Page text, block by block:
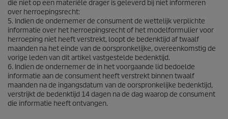
die niet op een materiële drager is geleverd bij niet informeren
over herroepingsrecht:
5. Indien de ondernemer de consument de wettelijk verplichte
informatie over het herroepingsrecht of het modelformulier voor
herroeping niet heeft verstrekt, loopt de bedenktijd af twaalf
maanden na het einde van de oorspronkelijke, overeenkomstig de
vorige leden van dit artikel vastgestelde bedenktijd.
6. Indien de ondernemer de in het voorgaande lid bedoelde
informatie aan de consument heeft verstrekt binnen twaalf
maanden na de ingangsdatum van de oorspronkelijke bedenktijd,
verstrijkt de bedenktijd 14 dagen na de dag waarop de consument
die informatie heeft ontvangen.